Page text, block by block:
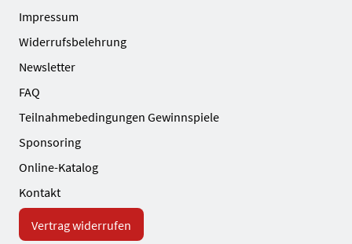
Impressum
Widerrufsbelehrung
Newsletter
FAQ
Teilnahmebedingungen Gewinnspiele
Sponsoring
Online-Katalog
Kontakt
Vertrag widerrufen